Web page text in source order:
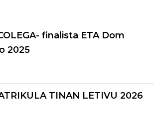
finalista ETA Dom
2025
TINAN LETIVU 2026